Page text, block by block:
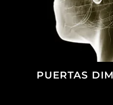
PUERTAS